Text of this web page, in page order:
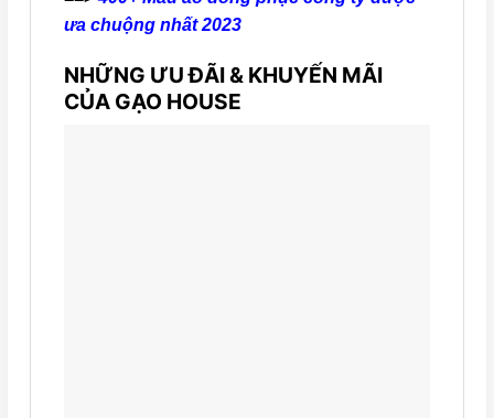
ưa chuộng nhất 2023
NHỮNG ƯU ĐÃI & KHUYẾN MÃI
CỦA GẠO HOUSE